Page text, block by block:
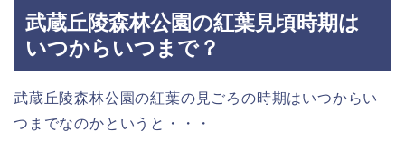
武蔵丘陵森林公園の紅葉見頃時期は
いつからいつまで？
武蔵丘陵森林公園の紅葉の見ごろの時期はいつからい
つまでなのかというと・・・